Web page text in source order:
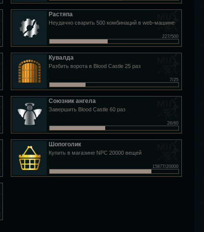
Растяпа
Неудачно сварить 500 комбинаций в web-машине
227/500
Кувалда
Разбить ворота в Blood Castle 25 раз
7/25
Союзник ангела
Завершить Blood Castle 60 раз
26/60
Шопоголик
Купить в магазине NPC 20000 вещей
15877/20000